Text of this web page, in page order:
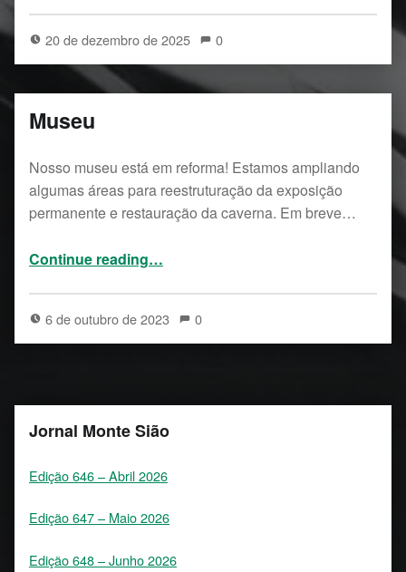
20 de dezembro de 2025 0
Museu
Nosso museu está em reforma! Estamos ampliando
algumas áreas para reestruturação da exposição
permanente e restauração da caverna. Em breve…
Continue reading…
6 de outubro de 2023 0
Jornal Monte Sião
Edição 646 – Abril 2026
Edição 647 – Maio 2026
Edição 648 – Junho 2026